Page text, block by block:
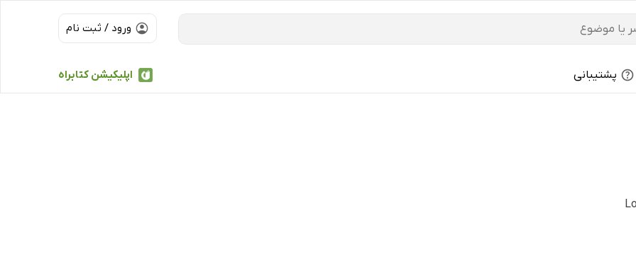
ورود / ثبت نام
اپلیکیشن کتابراه پشتیبانی